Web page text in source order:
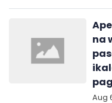
na
Aug